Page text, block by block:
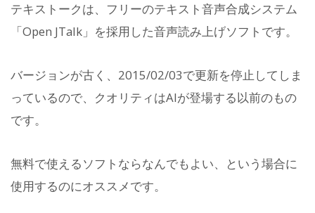
テキストークは、フリーのテキスト音声合成システム
「Open JTalk」を採用した音声読み上げソフトです。
バージョンが古く、2015/02/03で更新を停止してしま
っているので、クオリティはAIが登場する以前のもの
です。
無料で使えるソフトならなんでもよい、という場合に
使用するのにオススメです。